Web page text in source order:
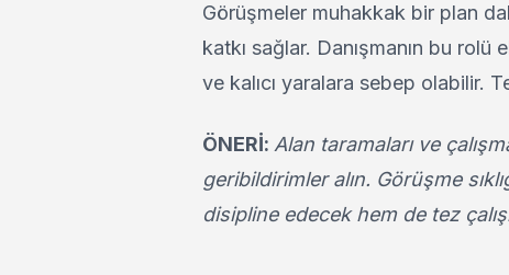
Görüşmeler muhakkak bir plan
katkı sağlar. Danışmanın bu
ve kalıcı yaralara sebep olabilir.
ÖNERİ: Alan taramaları ve
geribildirimler alın. Görüşme
disipline edecek hem de tez